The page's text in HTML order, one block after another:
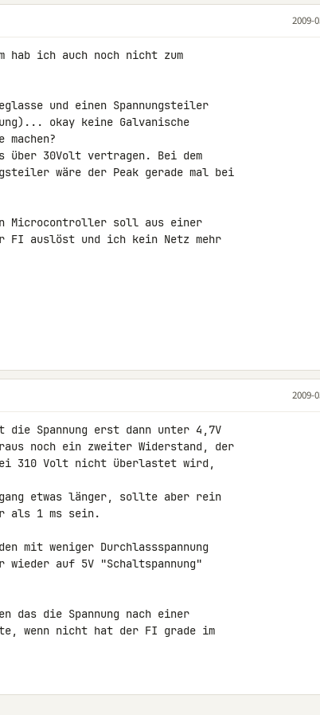
2009-
hab ich auch noch nicht zum
und einen Spannungsteiler
okay keine Galvanische
über 30Volt vertragen. Bei dem
wäre der Peak gerade mal bei
Microcontroller soll aus einer
FI auslöst und ich kein Netz mehr
2009-
Spannung erst dann unter 4,7V
noch ein zweiter Widerstand, der
310 Volt nicht überlastet wird,
etwas länger, sollte aber rein
als 1 ms sein.
mit weniger Durchlassspannung
wieder auf 5V "Schaltspannung"
das die Spannung nach einer
wenn nicht hat der FI grade im